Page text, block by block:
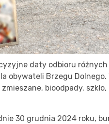
daty odbioru
obywateli Brzegu
bioodpady,
30 grudnia 2024 roku,